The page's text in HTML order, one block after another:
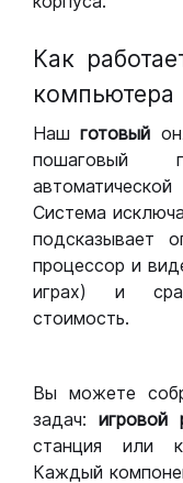
Как
компьютера
Нашготовый
пошаговый
Система
подсказывает
процессор и
играх) и
стоимость.
Вы можете
задач: игровой
станция или
Каждый